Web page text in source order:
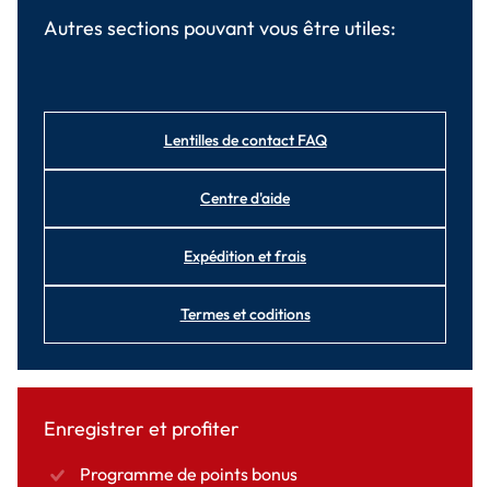
Autres sections pouvant vous être utiles:
Lentilles de contact FAQ
Centre d'aide
Expédition et frais
Termes et coditions
Enregistrer et profiter
Programme de points bonus